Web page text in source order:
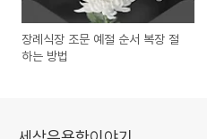
장례식장 조문 예절 순서 복장 절
하는 방법